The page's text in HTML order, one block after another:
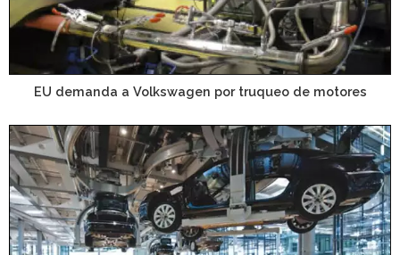
EU demanda a Volkswagen por truqueo de motores